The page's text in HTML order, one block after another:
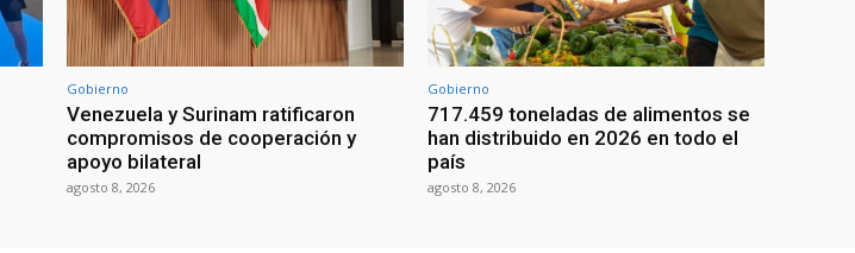
Gobierno
Venezuela y Surinam ratificaron
compromisos de cooperación y
apoyo bilateral
agosto 8, 2026
Gobierno
717.459 toneladas de alimentos se
han distribuido en 2026 en todo el
país
agosto 8, 2026